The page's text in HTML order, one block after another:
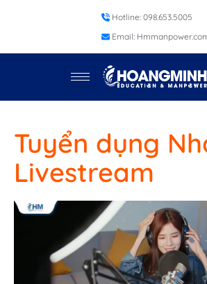
Hotline: 098.653.5005
Email:
Tuyển dụng
Livestream